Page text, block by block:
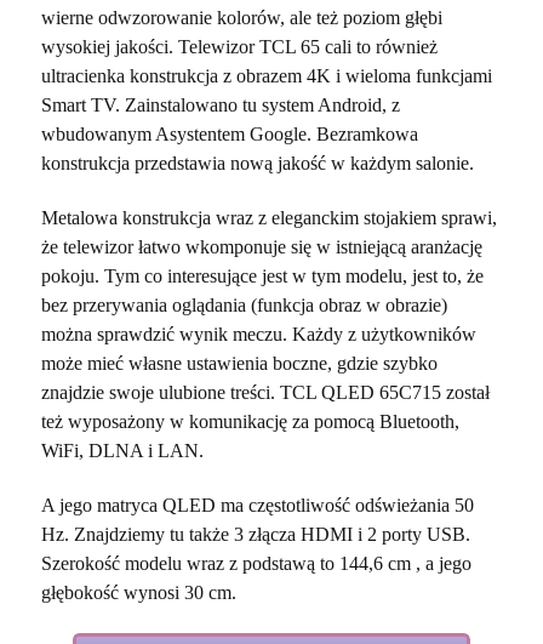
wierne odwzorowanie kolorów, ale też poziom głębi
wysokiej jakości. Telewizor TCL 65 cali to również
ultracienka konstrukcja z obrazem 4K i wieloma funkcjami
Smart TV. Zainstalowano tu system Android, z
wbudowanym Asystentem Google. Bezramkowa
konstrukcja przedstawia nową jakość w każdym salonie.
Metalowa konstrukcja wraz z eleganckim stojakiem sprawi,
że telewizor łatwo wkomponuje się w istniejącą aranżację
pokoju. Tym co interesujące jest w tym modelu, jest to, że
bez przerywania oglądania (funkcja obraz w obrazie)
można sprawdzić wynik meczu. Każdy z użytkowników
może mieć własne ustawienia boczne, gdzie szybko
znajdzie swoje ulubione treści. TCL QLED 65C715 został
też wyposażony w komunikację za pomocą Bluetooth,
WiFi, DLNA i LAN.
A jego matryca QLED ma częstotliwość odświeżania 50
Hz. Znajdziemy tu także 3 złącza HDMI i 2 porty USB.
Szerokość modelu wraz z podstawą to 144,6 cm , a jego
głębokość wynosi 30 cm.